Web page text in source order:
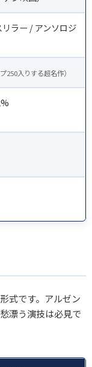
ラー / アンソロジ
250入りする超名作）
式です。アルゼン
漂う演技は必見で